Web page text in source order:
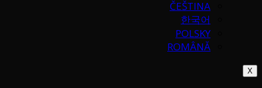
ČEŠTINA
한국어
POLSKY
ROMÂNĂ
X